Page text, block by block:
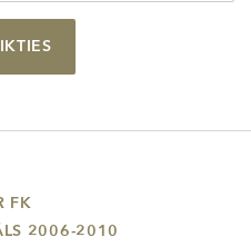
FK
2006-2010